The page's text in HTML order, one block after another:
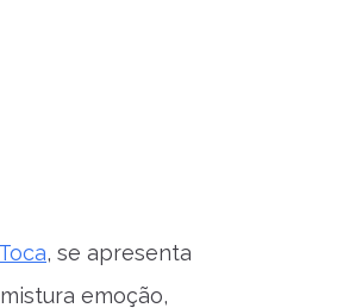
, se apresenta
emoção,